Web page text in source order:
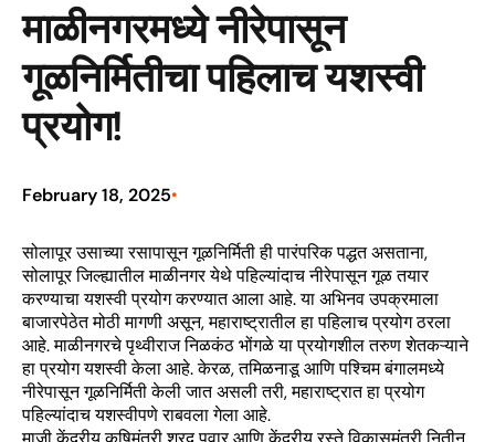
माळीनगरमध्ये नीरेपासून
गूळनिर्मितीचा पहिलाच यशस्वी
प्रयोग!
February 18, 2025•
सोलापूर उसाच्या रसापासून गूळनिर्मिती ही पारंपरिक पद्धत असताना,
सोलापूर जिल्ह्यातील माळीनगर येथे पहिल्यांदाच नीरेपासून गूळ तयार
करण्याचा यशस्वी प्रयोग करण्यात आला आहे. या अभिनव उपक्रमाला
बाजारपेठेत मोठी मागणी असून, महाराष्ट्रातील हा पहिलाच प्रयोग ठरला
आहे. माळीनगरचे पृथ्वीराज निळकंठ भोंगळे या प्रयोगशील तरुण शेतकऱ्याने
हा प्रयोग यशस्वी केला आहे. केरळ, तमिळनाडू आणि पश्चिम बंगालमध्ये
नीरेपासून गूळनिर्मिती केली जात असली तरी, महाराष्ट्रात हा प्रयोग
पहिल्यांदाच यशस्वीपणे राबवला गेला आहे.